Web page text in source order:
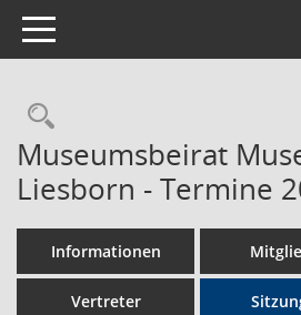
Toggle navigation
Rechercheauswahl
Museumsbeirat
Liesborn - Termine
Informationen
Vertreter